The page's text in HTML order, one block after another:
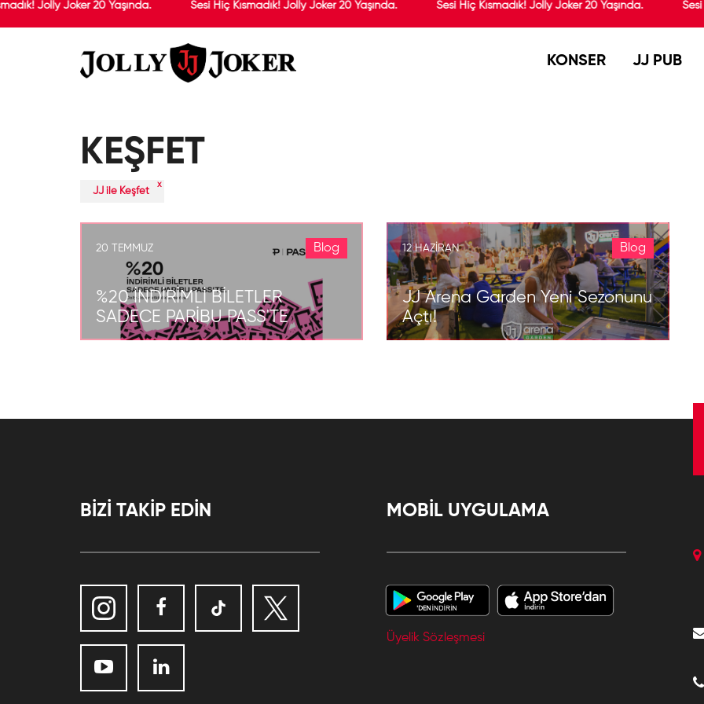
Jolly Joker 20 Yaşında. Sesi Hiç Kısmadık! Jolly Joker 20 Yaşında. Sesi Hiç Kısmadık! Jolly Joker 20 Yaşında. Sesi
KONSER JJ PUB
KEŞFET
JJ ile Keşfet
x
20 TEMMUZ Blog
%20 İNDİRİMLİ BİLETLER
SADECE PARİBU PASS'TE
12 HAZIRAN Blog
JJ Arena Garden Yeni Sezonunu
Açtı!
BİZİ TAKİP EDİN MOBİL UYGULAMA
Üyelik Sözleşmesi